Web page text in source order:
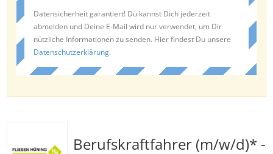
Datensicherheit garantiert! Du kannst Dich jederzeit
abmelden und Deine E-Mail wird nur verwendet, um Dir
nützliche Informationen zu senden. Hier findest Du unsere
Datenschutzerklärung.
Berufskraftfahrer (m/w/d)* -